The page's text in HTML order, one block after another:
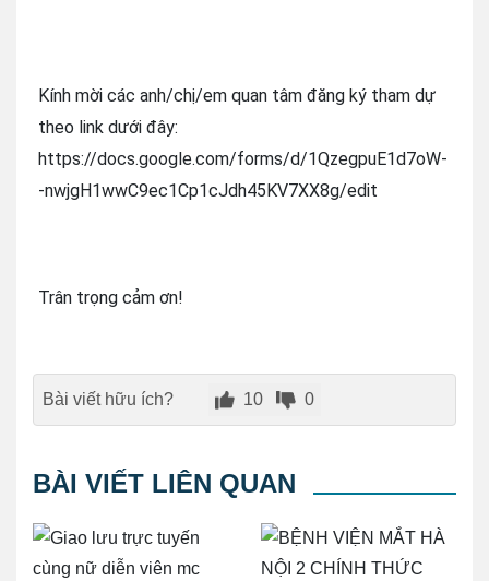
Kính mời các anh/chị/em quan tâm đăng ký tham dự
theo link dưới đây:
https://docs.google.com/forms/d/1QzegpuE1d7oW-
-nwjgH1wwC9ec1Cp1cJdh45KV7XX8g/edit
Trân trọng cảm ơn!
Bài viết hữu ích? 10 0
BÀI VIẾT LIÊN QUAN